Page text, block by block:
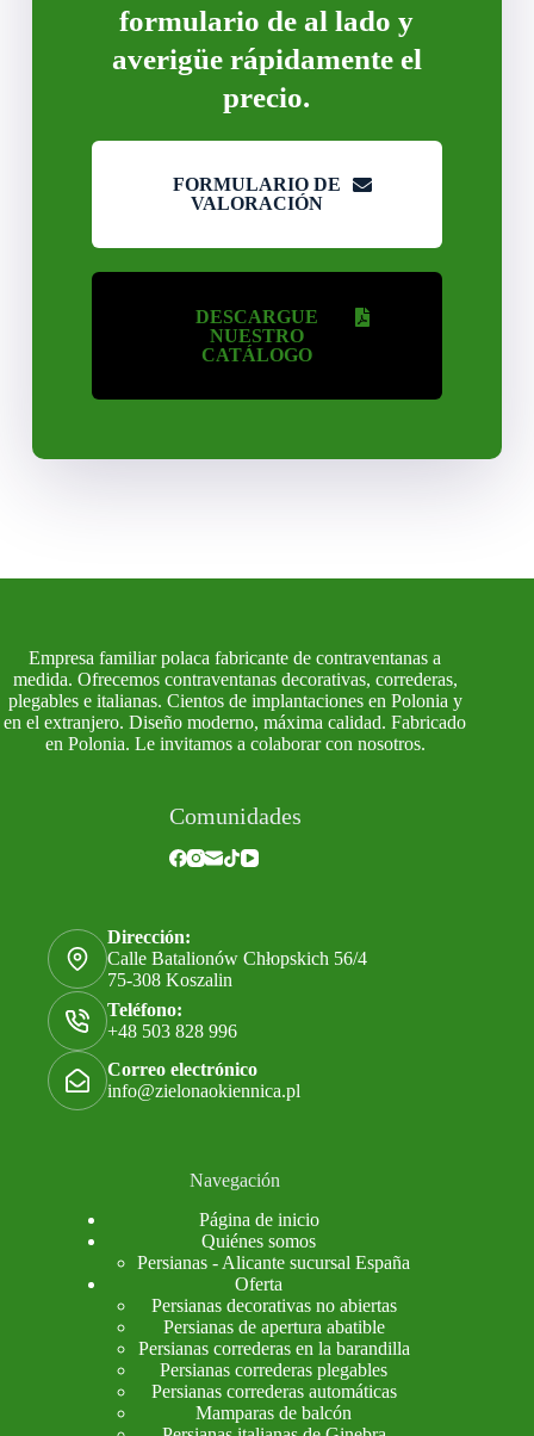
formulario de al lado y
averigüe rápidamente el
precio.
FORMULARIO DE
VALORACIÓN
DESCARGUE
NUESTRO
CATÁLOGO
Empresa familiar polaca fabricante de contraventanas a
medida. Ofrecemos contraventanas decorativas, correderas,
plegables e italianas. Cientos de implantaciones en Polonia y
en el extranjero. Diseño moderno, máxima calidad. Fabricado
en Polonia. Le invitamos a colaborar con nosotros.
Comunidades
Dirección:
Calle Batalionów Chłopskich 56/4
75-308 Koszalin
Teléfono:
+48 503 828 996
Correo electrónico
info@zielonaokiennica.pl
Navegación
Página de inicio
Quiénes somos
Persianas - Alicante sucursal España
Oferta
Persianas decorativas no abiertas
Persianas de apertura abatible
Persianas correderas en la barandilla
Persianas correderas plegables
Persianas correderas automáticas
Mamparas de balcón